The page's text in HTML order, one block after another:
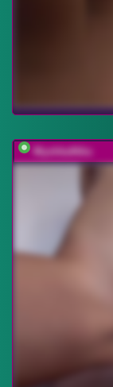
MyshkaNiks